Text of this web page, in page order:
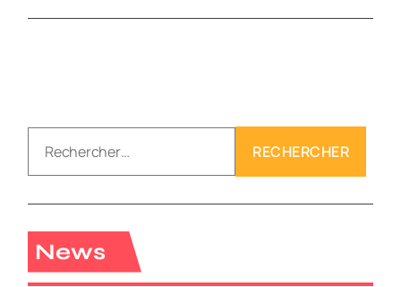
c
h
News